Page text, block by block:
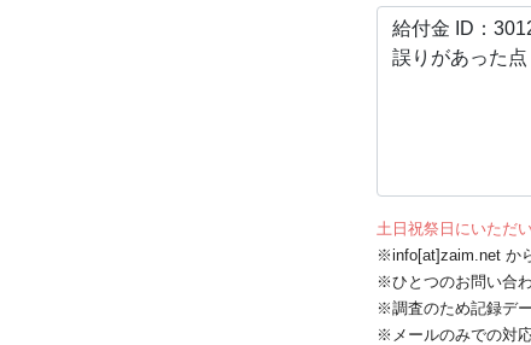
土日祝祭日にいただ
※info[at]zaim.net か
※ひとつのお問い合
※調査のため記録デ
※メールのみでの対